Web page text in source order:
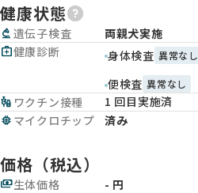
健康状態
biotech 遺伝子検査
両親犬実施
medical_services健康診断 身体検査 異常なし
便検査 異常なし
vaccines ワクチン接種
1 回目実施済
memory マイクロチップ 済み
価格（税込）
payments生体価格
- 円